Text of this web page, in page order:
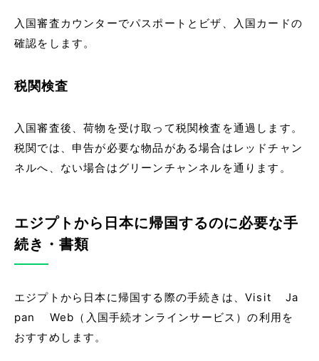
入国審査カウンターでパスポートとビザ、入国カードの
確認をします。
税関検査
入国審査後、荷物を受け取って税関検査を通過します。
税関では、申告が必要な物品がある場合はレッドチャン
ネルへ、ない場合はグリーンチャンネルを通ります。
エジプトから日本に帰国するのに必要な手
続き・書類
エジプトから日本に帰国する際の手続きは、Visit Ja
pan Web（入国手続オンラインサービス）の利用を
おすすめします。